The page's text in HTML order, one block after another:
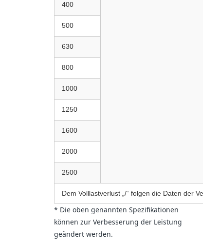
400
500
630
800
1000
1250
1600
2000
2500
Dem Volllastverlust „/“ folgen die Daten der
* Die oben genannten Spezifikationen
können zur Verbesserung der Leistung
geändert werden.